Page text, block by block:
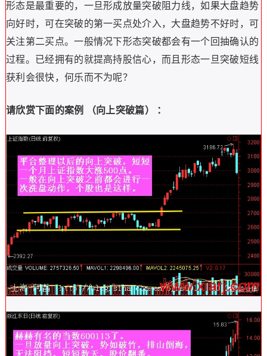
形态是最重要的，一旦形成放量突破阻力线，如果大盘趋势
向好时，可在突破的第一买点处介入，大盘趋势不好时，可
关注第二买点。一般情况下形态突破都会有一个回抽确认的
过程。已经拥有的就提高持股信心，而且形态一旦突破短线
获利会很快，何乐而不为呢？
请欣赏下面的案例 （向上突破篇） ：